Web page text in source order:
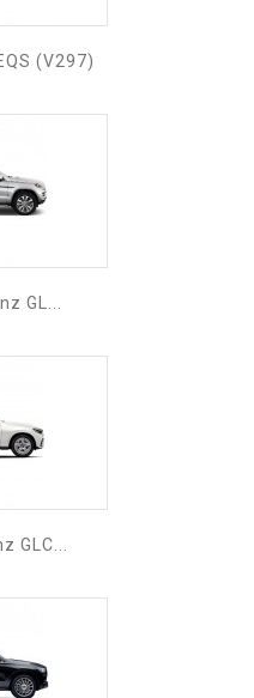
(V297)
GL...
GLC...